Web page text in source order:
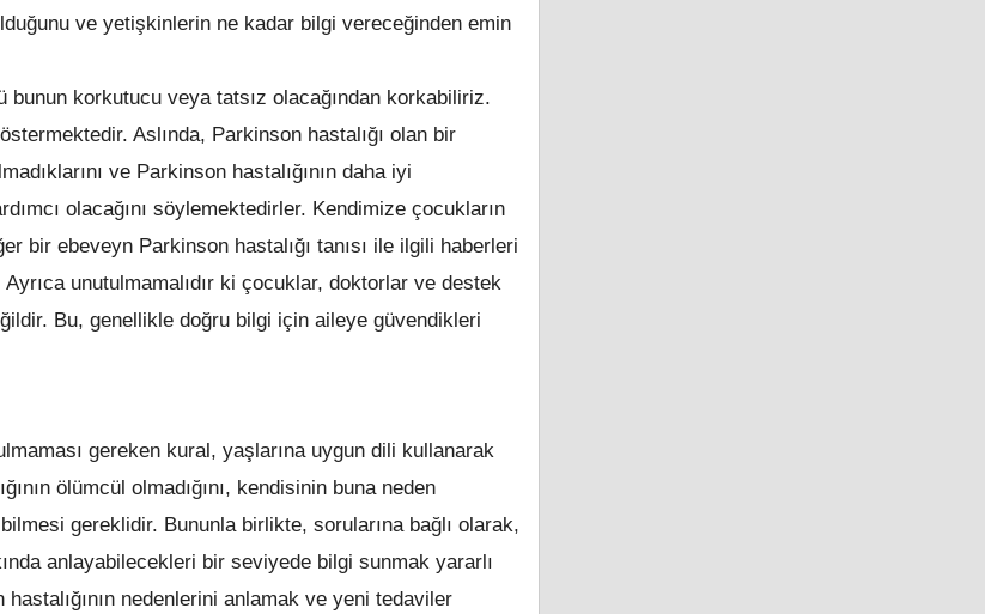
ve yetişkinlerin ne kadar bilgi vereceğinden emin
korkutucu veya tatsız olacağından korkabiliriz.
Aslında, Parkinson hastalığı olan bir
ve Parkinson hastalığının daha iyi
olacağını söylemektedirler. Kendimize çocukların
bir ebeveyn Parkinson hastalığı tanısı ile ilgili haberleri
unutulmamalıdır ki çocuklar, doktorlar ve destek
Bu, genellikle doğru bilgi için aileye güvendikleri
gereken kural, yaşlarına uygun dili kullanarak
ölümcül olmadığını, kendisinin buna neden
bilmesi gereklidir. Bununla birlikte, sorularına bağlı olarak,
anlayabilecekleri bir seviyede bilgi sunmak yararlı
nedenlerini anlamak ve yeni tedaviler